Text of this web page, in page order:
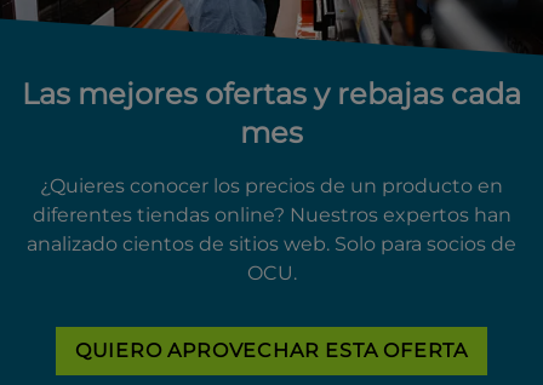
Las mejores ofertas y rebajas cada
mes
¿Quieres conocer los precios de un producto en
diferentes tiendas online? Nuestros expertos han
analizado cientos de sitios web. Solo para socios de
OCU.
QUIERO APROVECHAR ESTA OFERTA